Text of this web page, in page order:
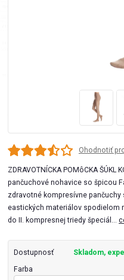
Ohodnotiť
ZDRAVOTNÍCKA POMôCKA ŠÚKL
pančuchové nohavice so špicou
zdravotné kompresívne
eastických materiálov spodielom
do II. kompresnej triedy špeciál...
Dostupnosť Skladom,
Farba